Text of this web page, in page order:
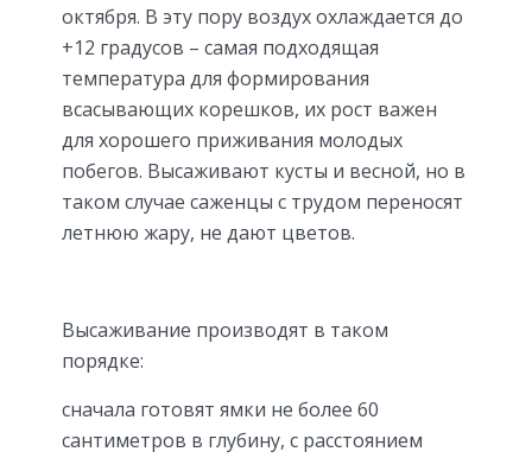
октября. В эту пору воздух охлаждается до
+12 градусов – самая подходящая
температура для формирования
всасывающих корешков, их рост важен
для хорошего приживания молодых
побегов. Высаживают кусты и весной, но в
таком случае саженцы с трудом переносят
летнюю жару, не дают цветов.
Высаживание производят в таком
порядке:
сначала готовят ямки не более 60
сантиметров в глубину, с расстоянием